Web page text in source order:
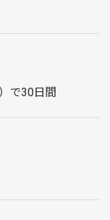
で30日間